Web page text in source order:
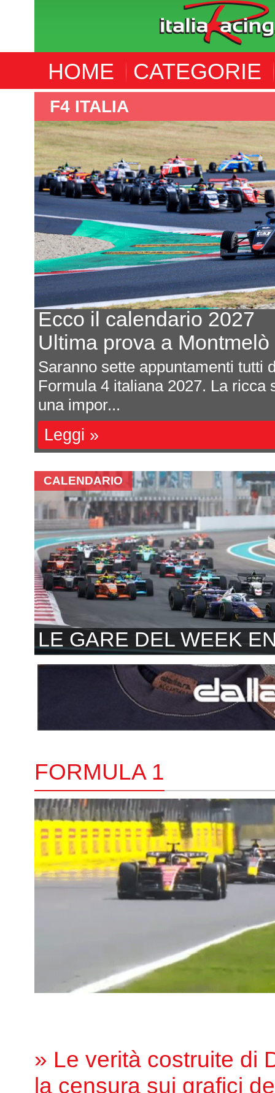
HOME CATEGORIE
F4 ITALIA
Ecco il calendario 2027
Ultima prova a Montmelò
Saranno sette appuntamenti tutti
Formula 4 italiana 2027. La ricca
una impor...
Leggi »
CALENDARIO
LE GARE DEL WEEK
FORMULA 1
» Le verità costruite di
la censura sui grafici